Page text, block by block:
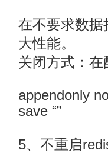
在不要求数据
大性能。
关闭方式：
appendonly
save “”
5、不重启